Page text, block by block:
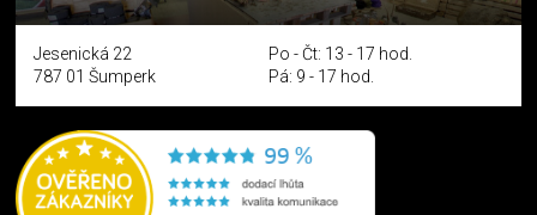
Jesenická 22
787 01 Šumperk
Po - Čt: 13 - 17 hod.
Pá: 9 - 17 hod.